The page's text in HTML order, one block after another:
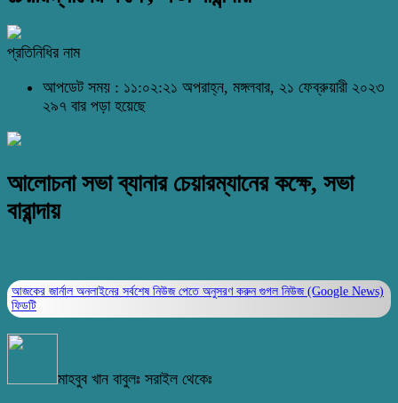
প্রতিনিধির নাম
আপডেট সময় : ১১:০২:২১ অপরাহ্ন, মঙ্গলবার, ২১ ফেব্রুয়ারী ২০২৩
২৯৭ বার পড়া হয়েছে
আলোচনা সভা ব্যানার চেয়ারম্যানের কক্ষে, সভা
বারান্দায়
আজকের জার্নাল অনলাইনের সর্বশেষ নিউজ পেতে অনুসরণ করুন গুগল নিউজ (Google News)
ফিডটি
মাহবুব খান বাবুলঃ সরাইল থেকেঃ